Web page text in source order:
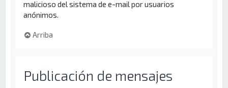
malicioso del sistema de e-mail por usuarios
anónimos.
Arriba
Publicación de mensajes